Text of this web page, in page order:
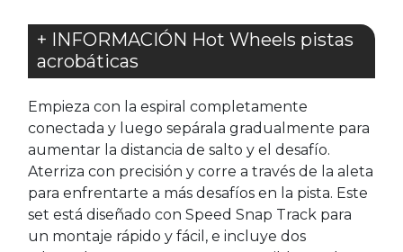
+ INFORMACIÓN Hot Wheels pistas
acrobáticas
Empieza con la espiral completamente
conectada y luego sepárala gradualmente para
aumentar la distancia de salto y el desafío.
Aterriza con precisión y corre a través de la aleta
para enfrentarte a más desafíos en la pista. Este
set está diseñado con Speed Snap Track para
un montaje rápido y fácil, e incluye dos